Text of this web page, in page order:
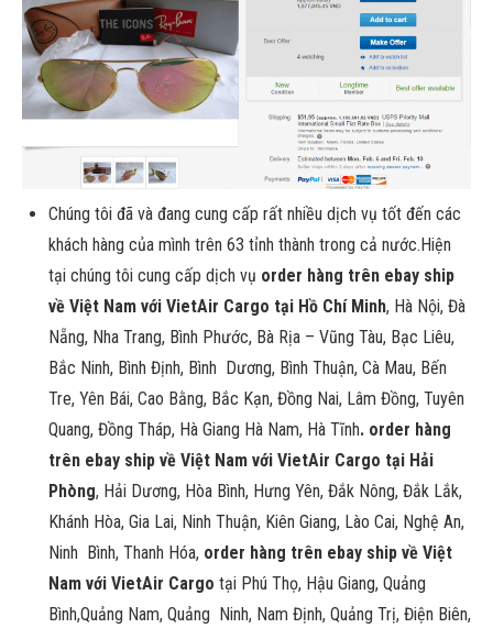
Chúng tôi đã và đang cung cấp rất nhiều dịch vụ tốt đến các
khách hàng của mình trên 63 tỉnh thành trong cả nước.Hiện
tại chúng tôi cung cấp dịch vụ order hàng trên ebay ship
về Việt Nam với VietAir Cargo tại Hồ Chí Minh, Hà Nội, Đà
Nẵng, Nha Trang, Bình Phước, Bà Rịa – Vũng Tàu, Bạc Liêu,
Bắc Ninh, Bình Định, Bình Dương, Bình Thuận, Cà Mau, Bến
Tre, Yên Bái, Cao Bằng, Bắc Kạn, Đồng Nai, Lâm Đồng, Tuyên
Quang, Đồng Tháp, Hà Giang Hà Nam, Hà Tĩnh. order hàng
trên ebay ship về Việt Nam với VietAir Cargo tại Hải
Phòng, Hải Dương, Hòa Bình, Hưng Yên, Đắk Nông, Đắk Lắk,
Khánh Hòa, Gia Lai, Ninh Thuận, Kiên Giang, Lào Cai, Nghệ An,
Ninh Bình, Thanh Hóa, order hàng trên ebay ship về Việt
Nam với VietAir Cargo tại Phú Thọ, Hậu Giang, Quảng
Bình,Quảng Nam, Quảng Ninh, Nam Định, Quảng Trị, Điện Biên,